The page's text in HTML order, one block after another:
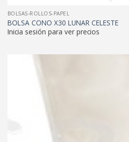
BOLSAS-ROLLOS-PAPEL
BOLSA CONO X30 LUNAR CELESTE
Inicia sesión para ver precios